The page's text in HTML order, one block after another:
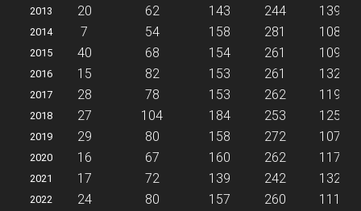
2013 20 62 143 244 139
2014 7 54 158 281 108
2015 40 68 154 261 109
2016 15 82 153 261 132
2017 28 78 153 262 119
2018 27 104 184 253 125
2019 29 80 158 272 107
2020 16 67 160 262 117
2021 17 72 139 242 132
2022 24 80 157 260 111